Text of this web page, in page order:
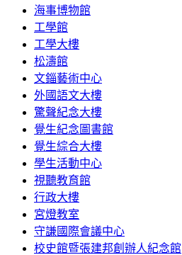
海事博物館
工學館
工學大樓
松濤館
文錙藝術中心
外國語文大樓
驚聲紀念大樓
覺生紀念圖書館
覺生綜合大樓
學生活動中心
視聽教育館
行政大樓
宮燈教室
守謙國際會議中心
校史館暨張建邦創辦人紀念館